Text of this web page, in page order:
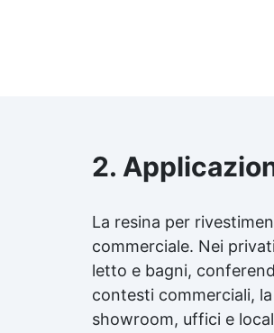
2.
La resina per
commerciale. Nei
letto e bagni,
contesti commerciali,
showroom, uffici e